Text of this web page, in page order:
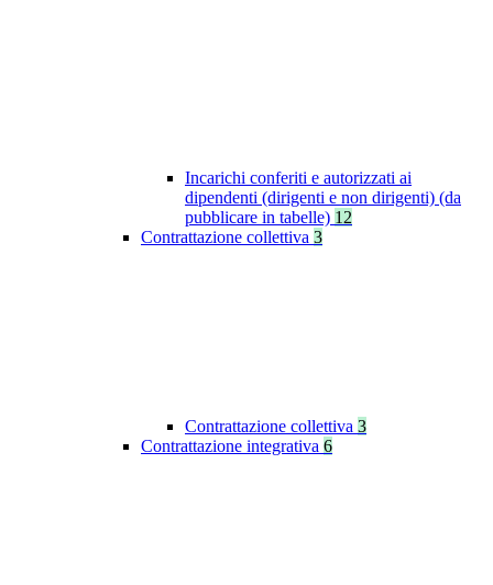
Incarichi conferiti e autorizzati ai
dipendenti (dirigenti e non dirigenti) (da
pubblicare in tabelle) 12
Contrattazione collettiva 3
Contrattazione collettiva 3
Contrattazione integrativa 6